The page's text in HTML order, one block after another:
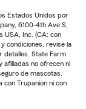
Estados Unidos por
6100-4th Ave S,
USA, Inc. (CA: con
condiciones, revise la
detalles. State Farm
afiliadas no ofrecen ni
de mascotas.
con Trupanion ni con